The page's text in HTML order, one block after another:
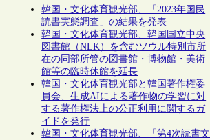
韓国・文化体育観光部、「2023年国民
読書実態調査」の結果を発表
韓国・文化体育観光部、韓国国立中央
図書館（NLK）を含むソウル特別市所
在の同部所管の図書館・博物館・美術
館等の臨時休館を延長
韓国・文化体育観光部と韓国著作権委
員会、生成AIによる著作物の学習に対
する著作権法上の公正利用に関するガ
イドを発行
韓国・文化体育観光部、「第4次読書文